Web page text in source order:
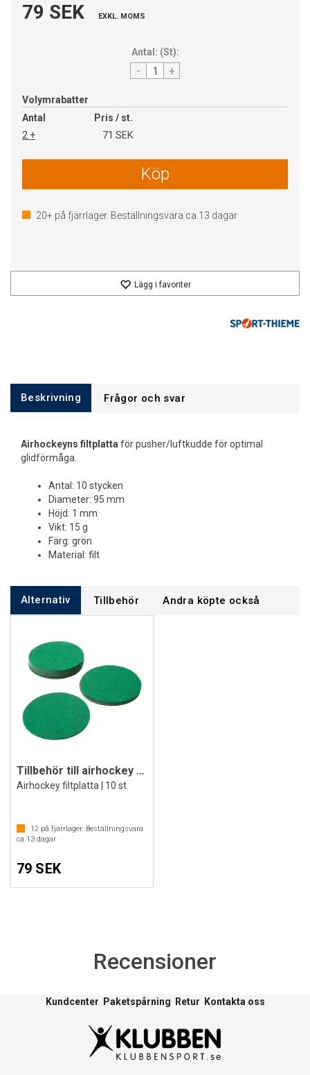
79 SEK EXKL. MOMS
Antal: (St):
- +
Volymrabatter
Antal
Pris / st.
2 +
71 SEK
Köp
20+ på fjärrlager. Beställningsvara ca. 13 dagar
Lägg i favoriter
Beskrivning Frågor och svar
Airhockeyns filtplatta för pusher/luftkudde för optimal
glidförmåga.
Antal: 10 stycken
Diameter: 95 mm
Höjd: 1 mm
Vikt: 15 g
Färg: grön
Material: filt
Alternativ Tillbehör Andra köpte också
Tillbehör till airhockey | 60 mm
Airhockey filtplatta | 10 st
12 på fjärrlager. Beställningsvara
ca.13 dagar
79 SEK
Recensioner
Kundcenter Paketspårning Retur Kontakta oss